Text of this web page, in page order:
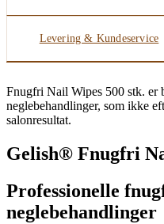
Levering & Kundeservice
Fnugfri Nail Wipes 500 stk. er
neglebehandlinger, som ikke
salonresultat.
Gelish® Fnugfri
Professionelle
neglebehandlinger